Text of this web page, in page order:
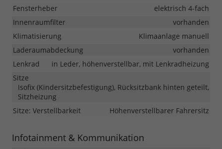
Fensterheber
elektrisch 4-fach
Innenraumfilter
vorhanden
Klimatisierung
Klimaanlage manuell
Laderaumabdeckung
vorhanden
Lenkrad
in Leder, höhenverstellbar, mit Lenkradheizung
Sitze
Isofix (Kindersitzbefestigung), Rücksitzbank hinten geteilt,
Sitzheizung
Sitze: Verstellbarkeit
Höhenverstellbarer Fahrersitz
Infotainment & Kommunikation